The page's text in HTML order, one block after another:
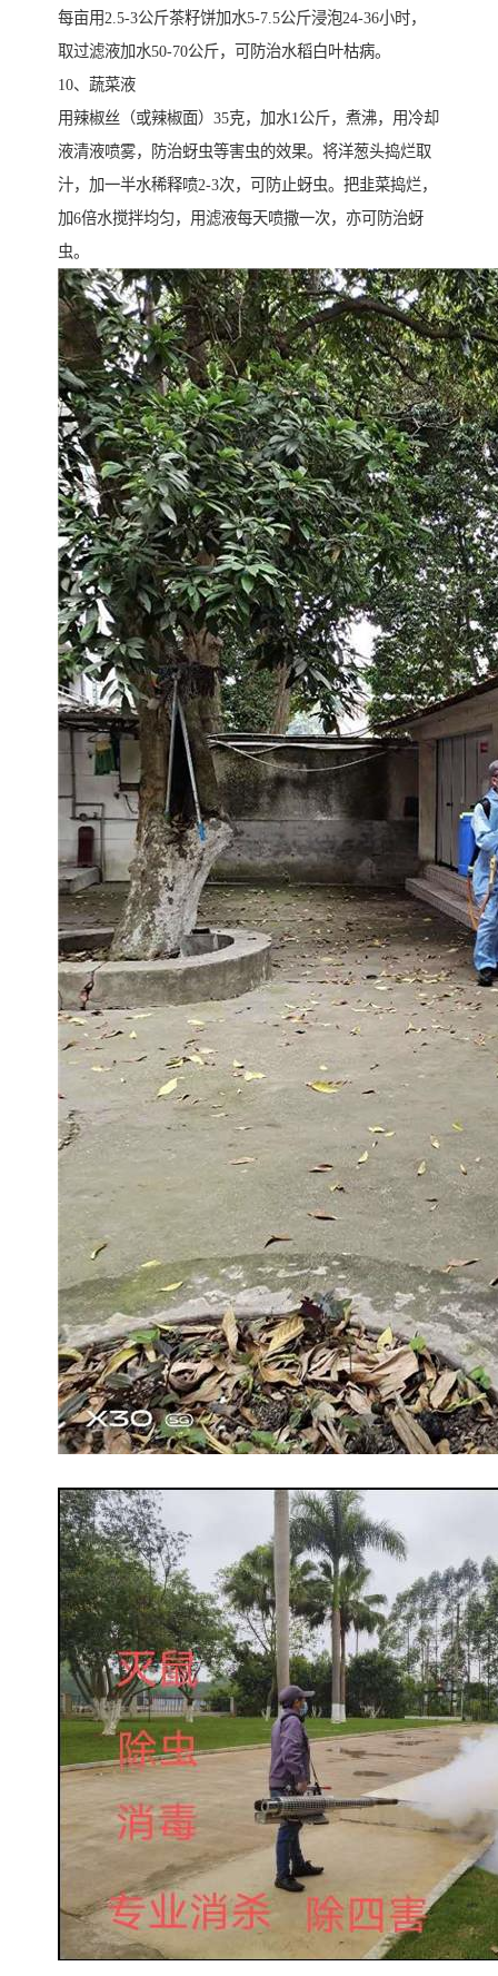
每亩用2.5-3公斤茶籽饼加水5-7.5公斤浸泡24-36小时，
取过滤液加水50-70公斤，可防治水稻白叶枯病。
10、蔬菜液
用辣椒丝（或辣椒面）35克，加水1公斤，煮沸，用冷却
液清液喷雾，防治蚜虫等害虫的效果。将洋葱头捣烂取
汁，加一半水稀释喷2-3次，可防止蚜虫。把韭菜捣烂，
加6倍水搅拌均匀，用滤液每天喷撒一次，亦可防治蚜
虫。